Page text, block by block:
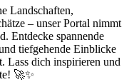
Landschaften,
– unser Portal nimmt
Entdecke spannende
tiefgehende Einblicke
Lass dich inspirieren und
🚀✨